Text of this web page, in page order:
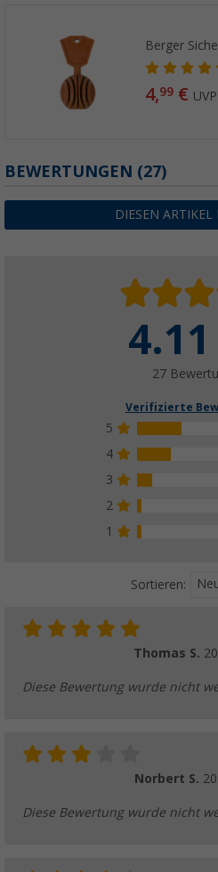
Berger
4,99 €
BEWERTUNGEN (27)
DIESEN ARTIKEL
27
Verifizierte
5
4
3
2
1
Sortieren:
Thomas S.
Diese Bewertung wurde nicht
Norbert S.
Diese Bewertung wurde nicht